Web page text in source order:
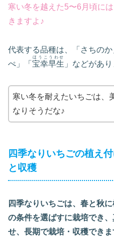
寒い冬を越えた5〜6月頃に
きますよ♪
代表する品種は、「さちの
ぺ」「 宝幸早生
ほうこうわせ
」などがあり
寒い冬を耐えたいちごは、
なりそうだな♪
四季なりいちごの植え
と収穫
四季なりいちごは、春と秋
の条件を選ばすに栽培でき
せ、長期で栽培・収穫できま